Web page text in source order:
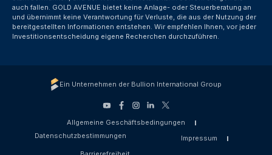
auch fallen. GOLD AVENUE bietet keine Anlage- oder Steuerberatung an
und übernimmt keine Verantwortung für Verluste, die aus der Nutzung der
bereitgestellten Informationen entstehen. Wir empfehlen Ihnen, vor jeder
Investitionsentscheidung eigene Recherchen durchzuführen.
Ein Unternehmen der Bullion International Group
Allgemeine Geschäftsbedingungen
Datenschutzbestimmungen
Impressum